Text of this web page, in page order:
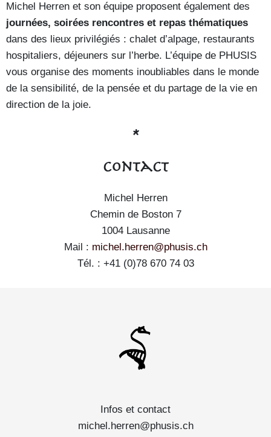
Michel Herren et son équipe proposent également des
journées, soirées rencontres et repas thématiques
dans des lieux privilégiés : chalet d’alpage, restaurants
hospitaliers, déjeuners sur l’herbe. L’équipe de PHUSIS
vous organise des moments inoubliables dans le monde
de la sensibilité, de la pensée et du partage de la vie en
direction de la joie.
*
Contact
Michel Herren
Chemin de Boston 7
1004 Lausanne
Mail : michel.herren@phusis.ch
Tél. : +41 (0)78 670 74 03
Infos et contact
michel.herren@phusis.ch